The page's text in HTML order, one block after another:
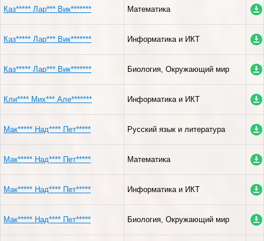
Каз***** Лар*** Вик******* Математика
Каз***** Лар*** Вик******* Информатика и ИКТ
Каз***** Лар*** Вик******* Биология, Окружающий мир
Кли**** Мих*** Але******* Информатика и ИКТ
Мак***** Над**** Пет***** Русский язык и литература
Мак***** Над**** Пет***** Математика
Мак***** Над**** Пет***** Информатика и ИКТ
Мак***** Над**** Пет***** Биология, Окружающий мир